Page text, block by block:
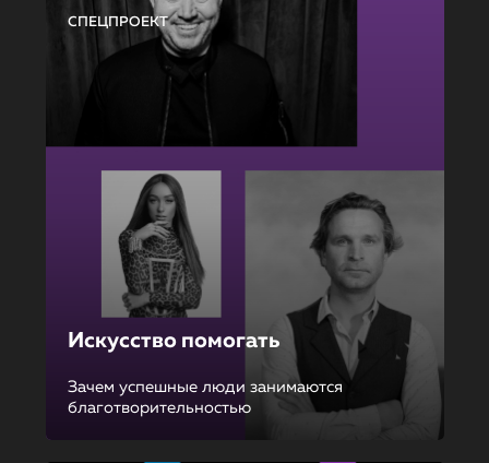
СПЕЦПРОЕКТ
Искусство помогать
Зачем успешные люди занимаются
благотворительностью